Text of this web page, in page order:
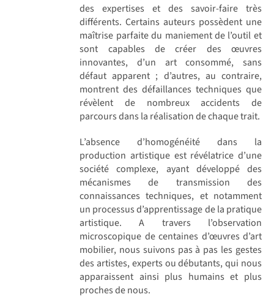
des expertises et des savoir-faire très
différents. Certains auteurs possèdent une
maîtrise parfaite du maniement de l’outil et
sont capables de créer des œuvres
innovantes, d’un art consommé, sans
défaut apparent ; d’autres, au contraire,
montrent des défaillances techniques que
révèlent de nombreux accidents de
parcours dans la réalisation de chaque trait.
L’absence d’homogénéité dans la
production artistique est révélatrice d’une
société complexe, ayant développé des
mécanismes de transmission des
connaissances techniques, et notamment
un processus d’apprentissage de la pratique
artistique. A travers l’observation
microscopique de centaines d’œuvres d’art
mobilier, nous suivons pas à pas les gestes
des artistes, experts ou débutants, qui nous
apparaissent ainsi plus humains et plus
proches de nous.